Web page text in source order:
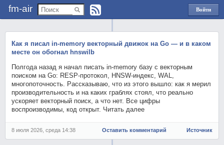
fm-air
Войти
через
Как я писал in-memory векторный движок на Go — и в каком
месте он обогнал hnswilb
Полгода назад я начал писать in-memory базу с векторным
поиском на Go: RESP-протокол, HNSW-индекс, WAL,
многопоточность. Рассказываю, что из этого вышло: как я мерил
производительность и на каких граблях стоял, что реально
ускоряет векторный поиск, а что нет. Все цифры
воспроизводимы, код открыт. Читать далее
8 июля 2026, среда 14:38 Оставить комментарий Источник